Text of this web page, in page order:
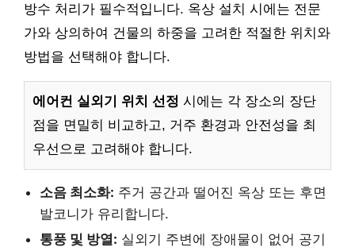
방수 처리가 필수적입니다. 옥상 설치 시에는 전문
가와 상의하여 건물의 하중을 고려한 적절한 위치와
방법을 선택해야 합니다.
에어컨 실외기 위치 선정 시에는 각 장소의 장단
점을 면밀히 비교하고, 거주 환경과 안전성을 최
우선으로 고려해야 합니다.
소음 최소화: 주거 공간과 떨어진 옥상 또는 후면
발코니가 유리합니다.
통풍 및 방열: 실외기 주변에 장애물이 없어 공기